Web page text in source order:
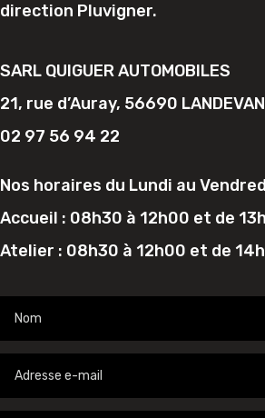
direction Pluvigner.
SARL QUIGUER AUTOMOBILES
21, rue d’Auray, 56690
02 97 56 94 22
Nos horaires du Lundi au
Accueil : 08h30 à 12h00 et de
Atelier : 08h30 à 12h00 et de